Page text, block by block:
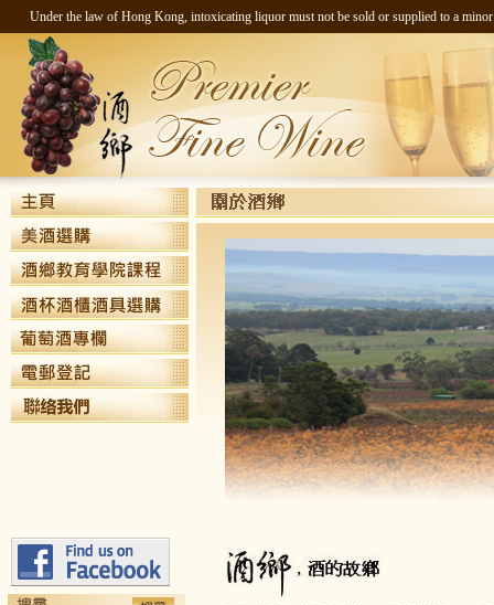
Under the law of Hong Kong, intoxicating liquor must not be sold or supplied to a